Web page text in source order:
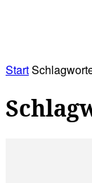
Start